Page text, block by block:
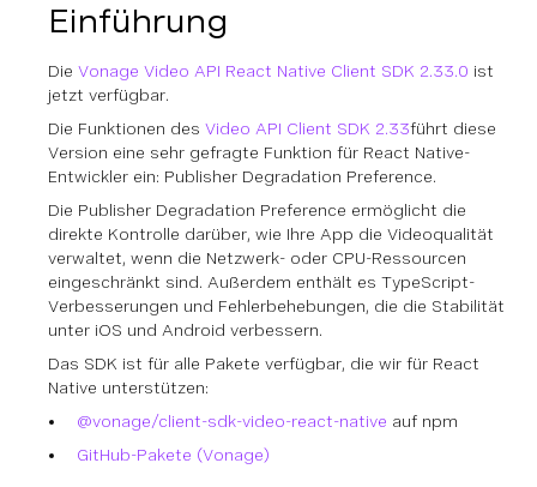
Einführung
Die Vonage Video API React Native Client SDK 2.33.0 ist
jetzt verfügbar.
Die Funktionen des Video API Client SDK 2.33führt diese
Version eine sehr gefragte Funktion für React Native-
Entwickler ein: Publisher Degradation Preference.
Die Publisher Degradation Preference ermöglicht die
direkte Kontrolle darüber, wie Ihre App die Videoqualität
verwaltet, wenn die Netzwerk- oder CPU-Ressourcen
eingeschränkt sind. Außerdem enthält es TypeScript-
Verbesserungen und Fehlerbehebungen, die die Stabilität
unter iOS und Android verbessern.
Das SDK ist für alle Pakete verfügbar, die wir für React
Native unterstützen:
@vonage/client-sdk-video-react-native auf npm
GitHub-Pakete (Vonage)